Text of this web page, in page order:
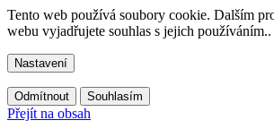
Tento web používá soubory cookie. Dalším
webu vyjadřujete souhlas s jejich
Nastavení
Odmítnout Souhlasím
Přejít na obsah